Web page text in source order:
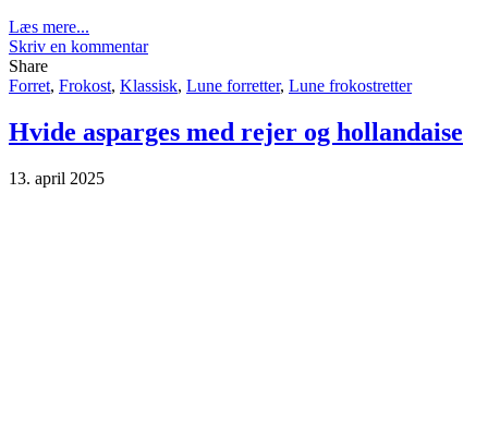
Læs mere...
Skriv en kommentar
Share
Forret, Frokost, Klassisk, Lune forretter, Lune frokostretter
Hvide asparges med rejer og hollandaise
13. april 2025